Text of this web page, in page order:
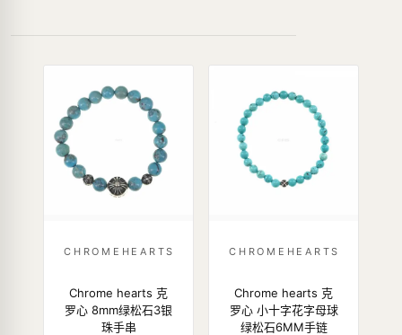
CHROMEHEARTS
Chrome hearts 克
罗心 8mm绿松石3银
珠手串
CHROMEHEARTS
Chrome hearts 克
罗心 小十字花字母球
绿松石6MM手链